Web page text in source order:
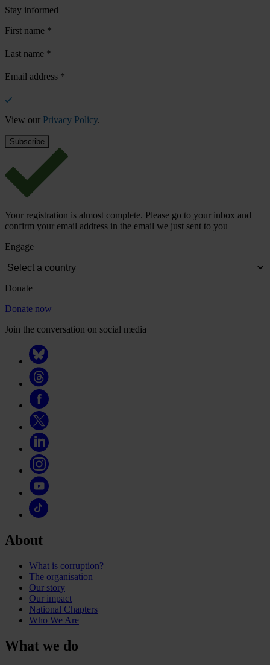
Stay informed
First name *
Last name *
Email address *
View our Privacy Policy.
Your registration is almost complete. Please go to your inbox and
confirm your email address in the email we just sent to you
Engage
Donate
Donate now
Join the conversation on social media
About
What is corruption?
The organisation
Our story
Our impact
National Chapters
Who We Are
What we do